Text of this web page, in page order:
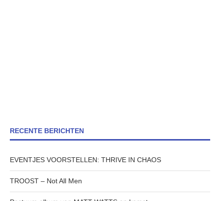
RECENTE BERICHTEN
EVENTJES VOORSTELLEN: THRIVE IN CHAOS
TROOST – Not All Men